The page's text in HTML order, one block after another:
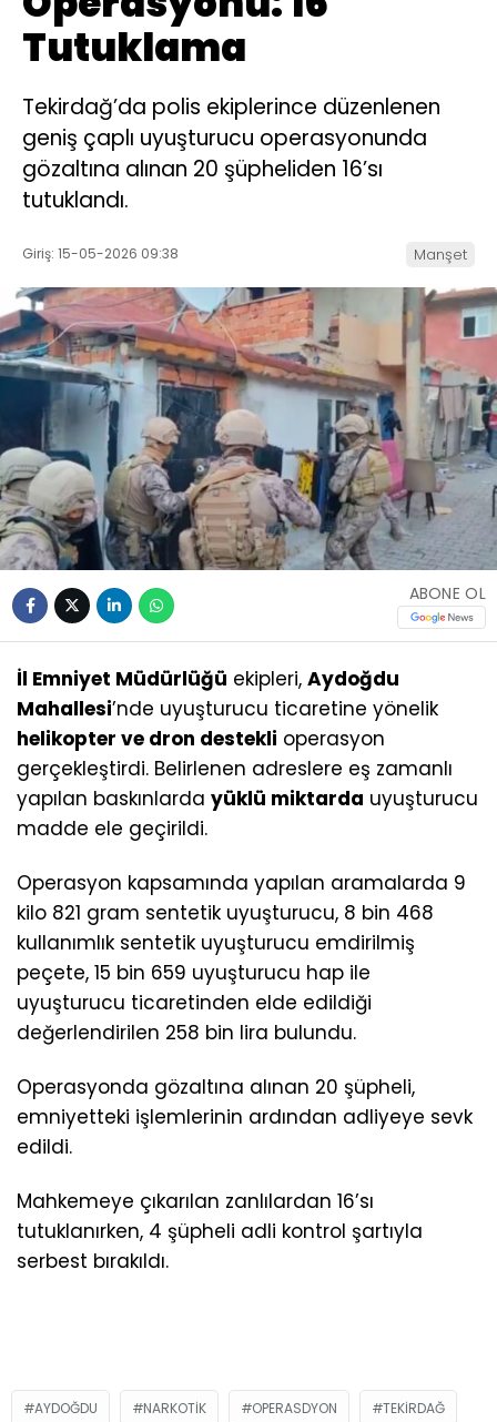
Tutuklama
Tekirdağ’da polis ekiplerince düzenlenen
geniş çaplı uyuşturucu operasyonunda
gözaltına alınan 20 şüpheliden 16’sı
tutuklandı.
Giriş: 15-05-2026 09:38 Manşet
ABONE OL
İl Emniyet Müdürlüğü ekipleri, Aydoğdu
Mahallesi’nde uyuşturucu ticaretine yönelik
helikopter ve dron destekli operasyon
gerçekleştirdi. Belirlenen adreslere eş zamanlı
yapılan baskınlarda yüklü miktarda uyuşturucu
madde ele geçirildi.
Operasyon kapsamında yapılan aramalarda 9
kilo 821 gram sentetik uyuşturucu, 8 bin 468
kullanımlık sentetik uyuşturucu emdirilmiş
peçete, 15 bin 659 uyuşturucu hap ile
uyuşturucu ticaretinden elde edildiği
değerlendirilen 258 bin lira bulundu.
Operasyonda gözaltına alınan 20 şüpheli,
emniyetteki işlemlerinin ardından adliyeye sevk
edildi.
Mahkemeye çıkarılan zanlılardan 16’sı
tutuklanırken, 4 şüpheli adli kontrol şartıyla
serbest bırakıldı.
AYDOĞDU NARKOTIK OPERASDYON TEKIRDAĞ